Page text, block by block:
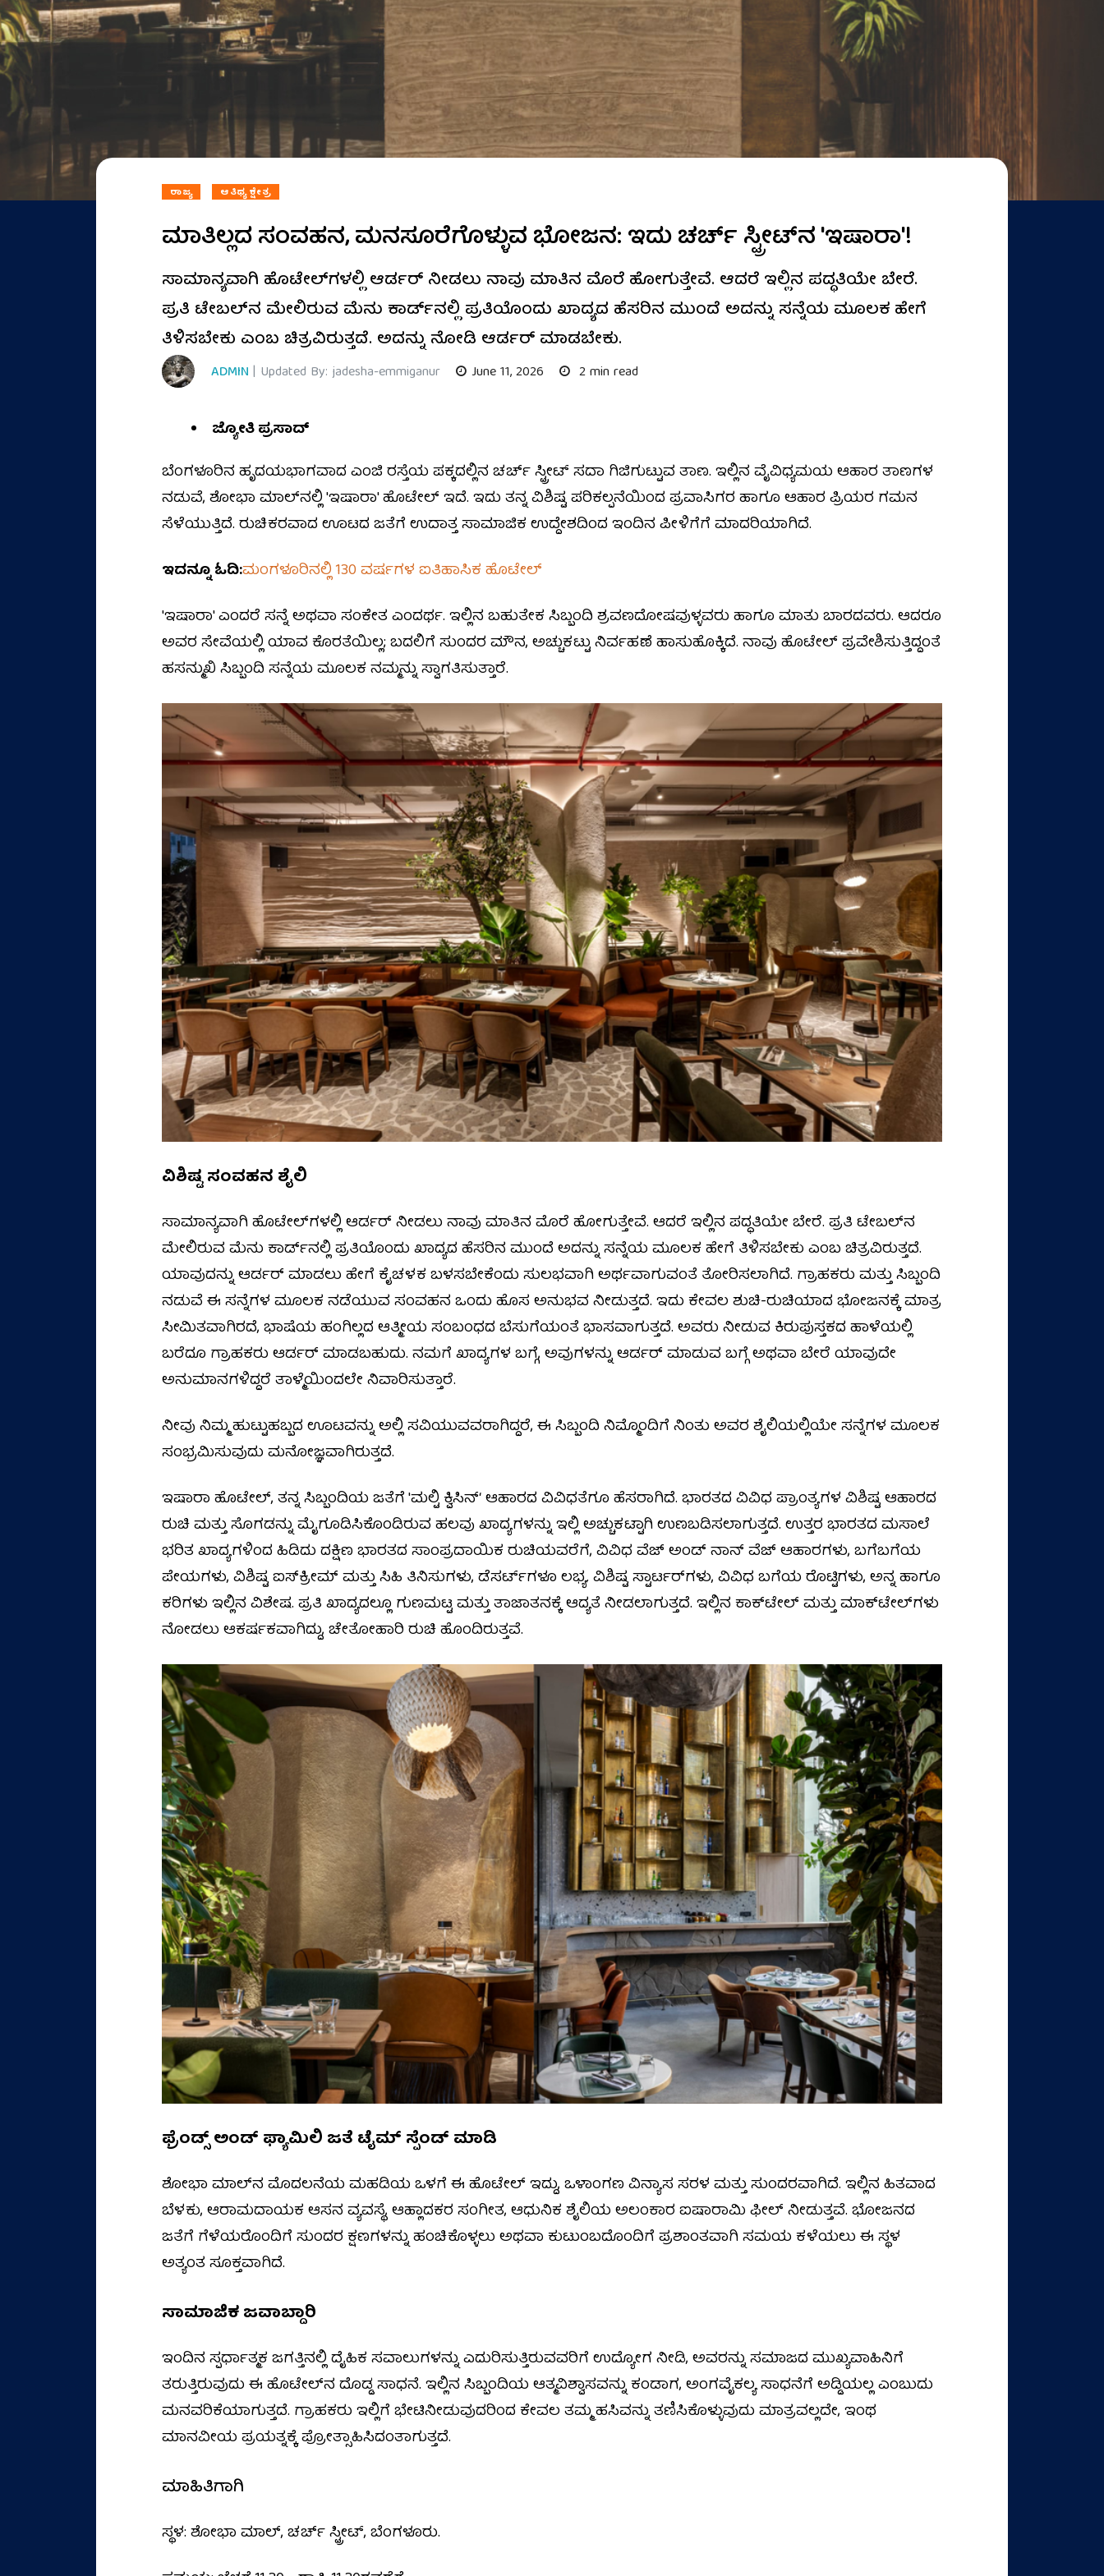
ರಾಜ್ಯ ಆತಿಥ್ಯ ಕ್ಷೇತ್ರ
ಮಾತಿಲ್ಲದ ಸಂವಹನ, ಮನಸೂರೆಗೊಳ್ಳುವ ಭೋಜನ: ಇದು ಚರ್ಚ್ ಸ್ಟ್ರೀಟ್‌ನ 'ಇಷಾರಾ'!
ಸಾಮಾನ್ಯವಾಗಿ ಹೊಟೇಲ್‌ಗಳಲ್ಲಿ ಆರ್ಡರ್ ನೀಡಲು ನಾವು ಮಾತಿನ ಮೊರೆ ಹೋಗುತ್ತೇವೆ. ಆದರೆ ಇಲ್ಲಿನ ಪದ್ಧತಿಯೇ ಬೇರೆ.
ಪ್ರತಿ ಟೇಬಲ್‌ನ ಮೇಲಿರುವ ಮೆನು ಕಾರ್ಡ್‌ನಲ್ಲಿ ಪ್ರತಿಯೊಂದು ಖಾದ್ಯದ ಹೆಸರಿನ ಮುಂದೆ ಅದನ್ನು ಸನ್ನೆಯ ಮೂಲಕ ಹೇಗೆ
ತಿಳಿಸಬೇಕು ಎಂಬ ಚಿತ್ರವಿರುತ್ತದೆ. ಅದನ್ನು ನೋಡಿ ಆರ್ಡರ್‌ ಮಾಡಬೇಕು.
ADMIN | Updated By: jadesha-emmiganur June 11, 2026 2 min read
ಜ್ಯೋತಿ ಪ್ರಸಾದ್
ಬೆಂಗಳೂರಿನ ಹೃದಯಭಾಗವಾದ ಎಂಜಿ ರಸ್ತೆಯ ಪಕ್ಕದಲ್ಲಿನ ಚರ್ಚ್ ಸ್ಟ್ರೀಟ್ ಸದಾ ಗಿಜಿಗುಟ್ಟುವ ತಾಣ. ಇಲ್ಲಿನ ವೈವಿಧ್ಯಮಯ ಆಹಾರ ತಾಣಗಳ
ನಡುವೆ, ಶೋಭಾ ಮಾಲ್‌ನಲ್ಲಿ 'ಇಷಾರಾ' ಹೊಟೇಲ್‌ ಇದೆ. ಇದು ತನ್ನ ವಿಶಿಷ್ಟ ಪರಿಕಲ್ಪನೆಯಿಂದ ಪ್ರವಾಸಿಗರ ಹಾಗೂ ಆಹಾರ ಪ್ರಿಯರ ಗಮನ
ಸೆಳೆಯುತ್ತಿದೆ. ರುಚಿಕರವಾದ ಊಟದ ಜತೆಗೆ ಉದಾತ್ತ ಸಾಮಾಜಿಕ ಉದ್ದೇಶದಿಂದ ಇಂದಿನ ಪೀಳಿಗೆಗೆ ಮಾದರಿಯಾಗಿದೆ.
ಇದನ್ನೂ ಓದಿ:ಮಂಗಳೂರಿನಲ್ಲಿ 130 ವರ್ಷಗಳ ಐತಿಹಾಸಿಕ ಹೊಟೇಲ್‌
'ಇಷಾರಾ' ಎಂದರೆ ಸನ್ನೆ ಅಥವಾ ಸಂಕೇತ ಎಂದರ್ಥ. ಇಲ್ಲಿನ ಬಹುತೇಕ ಸಿಬ್ಬಂದಿ ಶ್ರವಣದೋಷವುಳ್ಳವರು ಹಾಗೂ ಮಾತು ಬಾರದವರು. ಆದರೂ
ಅವರ ಸೇವೆಯಲ್ಲಿ ಯಾವ ಕೊರತೆಯಿಲ್ಲ; ಬದಲಿಗೆ ಸುಂದರ ಮೌನ, ಅಚ್ಚುಕಟ್ಟು ನಿರ್ವಹಣೆ ಹಾಸುಹೊಕ್ಕಿದೆ. ನಾವು ಹೊಟೇಲ್‌ ಪ್ರವೇಶಿಸುತ್ತಿದ್ದಂತೆ
ಹಸನ್ಮುಖಿ ಸಿಬ್ಬಂದಿ ಸನ್ನೆಯ ಮೂಲಕ ನಮ್ಮನ್ನು ಸ್ವಾಗತಿಸುತ್ತಾರೆ.
ವಿಶಿಷ್ಟ ಸಂವಹನ ಶೈಲಿ
ಸಾಮಾನ್ಯವಾಗಿ ಹೊಟೇಲ್‌ಗಳಲ್ಲಿ ಆರ್ಡರ್ ನೀಡಲು ನಾವು ಮಾತಿನ ಮೊರೆ ಹೋಗುತ್ತೇವೆ. ಆದರೆ ಇಲ್ಲಿನ ಪದ್ಧತಿಯೇ ಬೇರೆ. ಪ್ರತಿ ಟೇಬಲ್‌ನ
ಮೇಲಿರುವ ಮೆನು ಕಾರ್ಡ್‌ನಲ್ಲಿ ಪ್ರತಿಯೊಂದು ಖಾದ್ಯದ ಹೆಸರಿನ ಮುಂದೆ ಅದನ್ನು ಸನ್ನೆಯ ಮೂಲಕ ಹೇಗೆ ತಿಳಿಸಬೇಕು ಎಂಬ ಚಿತ್ರವಿರುತ್ತದೆ.
ಯಾವುದನ್ನು ಆರ್ಡರ್‌ ಮಾಡಲು ಹೇಗೆ ಕೈಚಳಕ ಬಳಸಬೇಕೆಂದು ಸುಲಭವಾಗಿ ಅರ್ಥವಾಗುವಂತೆ ತೋರಿಸಲಾಗಿದೆ. ಗ್ರಾಹಕರು ಮತ್ತು ಸಿಬ್ಬಂದಿ
ನಡುವೆ ಈ ಸನ್ನೆಗಳ ಮೂಲಕ ನಡೆಯುವ ಸಂವಹನ ಒಂದು ಹೊಸ ಅನುಭವ ನೀಡುತ್ತದೆ. ಇದು ಕೇವಲ ಶುಚಿ-ರುಚಿಯಾದ ಭೋಜನಕ್ಕೆ ಮಾತ್ರ
ಸೀಮಿತವಾಗಿರದೆ, ಭಾಷೆಯ ಹಂಗಿಲ್ಲದ ಆತ್ಮೀಯ ಸಂಬಂಧದ ಬೆಸುಗೆಯಂತೆ ಭಾಸವಾಗುತ್ತದೆ. ಅವರು ನೀಡುವ ಕಿರುಪುಸ್ತಕದ ಹಾಳೆಯಲ್ಲಿ
ಬರೆದೂ ಗ್ರಾಹಕರು ಆರ್ಡರ್ ಮಾಡಬಹುದು. ನಮಗೆ ಖಾದ್ಯಗಳ ಬಗ್ಗೆ, ಅವುಗಳನ್ನು ಆರ್ಡರ್ ಮಾಡುವ ಬಗ್ಗೆ ಅಥವಾ ಬೇರೆ ಯಾವುದೇ
ಅನುಮಾನಗಳಿದ್ದರೆ ತಾಳ್ಮೆಯಿಂದಲೇ ನಿವಾರಿಸುತ್ತಾರೆ.
ನೀವು ನಿಮ್ಮ ಹುಟ್ಟುಹಬ್ಬದ ಊಟವನ್ನು ಅಲ್ಲಿ ಸವಿಯುವವರಾಗಿದ್ದರೆ, ಈ ಸಿಬ್ಬಂದಿ ನಿಮ್ಮೊಂದಿಗೆ ನಿಂತು ಅವರ ಶೈಲಿಯಲ್ಲಿಯೇ ಸನ್ನೆಗಳ ಮೂಲಕ
ಸಂಭ್ರಮಿಸುವುದು ಮನೋಜ್ಞವಾಗಿರುತ್ತದೆ.
ಇಷಾರಾ ಹೊಟೇಲ್‌, ತನ್ನ ಸಿಬ್ಬಂದಿಯ ಜತೆಗೆ 'ಮಲ್ಟಿ ಕ್ವಿಸಿನ್‘ ಆಹಾರದ ವಿವಿಧತೆಗೂ ಹೆಸರಾಗಿದೆ. ಭಾರತದ ವಿವಿಧ ಪ್ರಾಂತ್ಯಗಳ ವಿಶಿಷ್ಟ ಆಹಾರದ
ರುಚಿ ಮತ್ತು ಸೊಗಡನ್ನು ಮೈಗೂಡಿಸಿಕೊಂಡಿರುವ ಹಲವು ಖಾದ್ಯಗಳನ್ನು ಇಲ್ಲಿ ಅಚ್ಚುಕಟ್ಟಾಗಿ ಉಣಬಡಿಸಲಾಗುತ್ತದೆ. ಉತ್ತರ ಭಾರತದ ಮಸಾಲೆ
ಭರಿತ ಖಾದ್ಯಗಳಿಂದ ಹಿಡಿದು ದಕ್ಷಿಣ ಭಾರತದ ಸಾಂಪ್ರದಾಯಿಕ ರುಚಿಯವರೆಗೆ, ವಿವಿಧ ವೆಜ್ ಅಂಡ್‌ ನಾನ್ ವೆಜ್ ಆಹಾರಗಳು, ಬಗೆಬಗೆಯ
ಪೇಯಗಳು, ವಿಶಿಷ್ಟ ಐಸ್‌ಕ್ರೀಮ್‌ ಮತ್ತು ಸಿಹಿ ತಿನಿಸುಗಳು, ಡೆಸರ್ಟ್‌ಗಳೂ ಲಭ್ಯ. ವಿಶಿಷ್ಟ ಸ್ಟಾರ್ಟರ್‌ಗಳು, ವಿವಿಧ ಬಗೆಯ ರೊಟ್ಟಿಗಳು, ಅನ್ನ ಹಾಗೂ
ಕರಿಗಳು ಇಲ್ಲಿನ ವಿಶೇಷ. ಪ್ರತಿ ಖಾದ್ಯದಲ್ಲೂ ಗುಣಮಟ್ಟ ಮತ್ತು ತಾಜಾತನಕ್ಕೆ ಆದ್ಯತೆ ನೀಡಲಾಗುತ್ತದೆ. ಇಲ್ಲಿನ ಕಾಕ್‌ಟೇಲ್ ಮತ್ತು ಮಾಕ್‌ಟೇಲ್‌ಗಳು
ನೋಡಲು ಆಕರ್ಷಕವಾಗಿದ್ದು, ಚೇತೋಹಾರಿ ರುಚಿ ಹೊಂದಿರುತ್ತವೆ.
ಫ್ರೆಂಡ್ಸ್‌ ಅಂಡ್‌ ಫ್ಯಾಮಿಲಿ ಜತೆ ಟೈಮ್‌ ಸ್ಪೆಂಡ್‌ ಮಾಡಿ
ಶೋಭಾ ಮಾಲ್‌ನ ಮೊದಲನೆಯ ಮಹಡಿಯ ಒಳಗೆ ಈ ಹೊಟೇಲ್‌ ಇದ್ದು, ಒಳಾಂಗಣ ವಿನ್ಯಾಸ ಸರಳ ಮತ್ತು ಸುಂದರವಾಗಿದೆ. ಇಲ್ಲಿನ ಹಿತವಾದ
ಬೆಳಕು, ಆರಾಮದಾಯಕ ಆಸನ ವ್ಯವಸ್ಥೆ, ಆಹ್ಲಾದಕರ ಸಂಗೀತ, ಆಧುನಿಕ ಶೈಲಿಯ ಅಲಂಕಾರ ಐಷಾರಾಮಿ ಫೀಲ್‌ ನೀಡುತ್ತವೆ. ಭೋಜನದ
ಜತೆಗೆ ಗೆಳೆಯರೊಂದಿಗೆ ಸುಂದರ ಕ್ಷಣಗಳನ್ನು ಹಂಚಿಕೊಳ್ಳಲು ಅಥವಾ ಕುಟುಂಬದೊಂದಿಗೆ ಪ್ರಶಾಂತವಾಗಿ ಸಮಯ ಕಳೆಯಲು ಈ ಸ್ಥಳ
ಅತ್ಯಂತ ಸೂಕ್ತವಾಗಿದೆ.
ಸಾಮಾಜಿಕ ಜವಾಬ್ದಾರಿ
ಇಂದಿನ ಸ್ಪರ್ಧಾತ್ಮಕ ಜಗತ್ತಿನಲ್ಲಿ ದೈಹಿಕ ಸವಾಲುಗಳನ್ನು ಎದುರಿಸುತ್ತಿರುವವರಿಗೆ ಉದ್ಯೋಗ ನೀಡಿ, ಅವರನ್ನು ಸಮಾಜದ ಮುಖ್ಯವಾಹಿನಿಗೆ
ತರುತ್ತಿರುವುದು ಈ ಹೊಟೇಲ್‌ನ ದೊಡ್ಡ ಸಾಧನೆ. ಇಲ್ಲಿನ ಸಿಬ್ಬಂದಿಯ ಆತ್ಮವಿಶ್ವಾಸವನ್ನು ಕಂಡಾಗ, ಅಂಗವೈಕಲ್ಯ ಸಾಧನೆಗೆ ಅಡ್ಡಿಯಲ್ಲ ಎಂಬುದು
ಮನವರಿಕೆಯಾಗುತ್ತದೆ. ಗ್ರಾಹಕರು ಇಲ್ಲಿಗೆ ಭೇಟಿನೀಡುವುದರಿಂದ ಕೇವಲ ತಮ್ಮ ಹಸಿವನ್ನು ತಣಿಸಿಕೊಳ್ಳುವುದು ಮಾತ್ರವಲ್ಲದೇ, ಇಂಥ
ಮಾನವೀಯ ಪ್ರಯತ್ನಕ್ಕೆ ಪ್ರೋತ್ಸಾಹಿಸಿದಂತಾಗುತ್ತದೆ.
ಮಾಹಿತಿಗಾಗಿ
ಸ್ಥಳ: ಶೋಭಾ ಮಾಲ್, ಚರ್ಚ್ ಸ್ಟ್ರೀಟ್, ಬೆಂಗಳೂರು.